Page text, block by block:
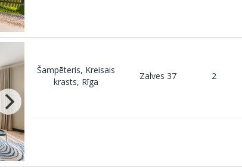
Šampēteris, Kreisais
krasts, Rīga
Zalves 37 2